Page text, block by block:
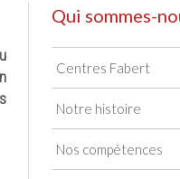
Qui sommes-
Centres Fabert
Notre histoire
Nos compétences